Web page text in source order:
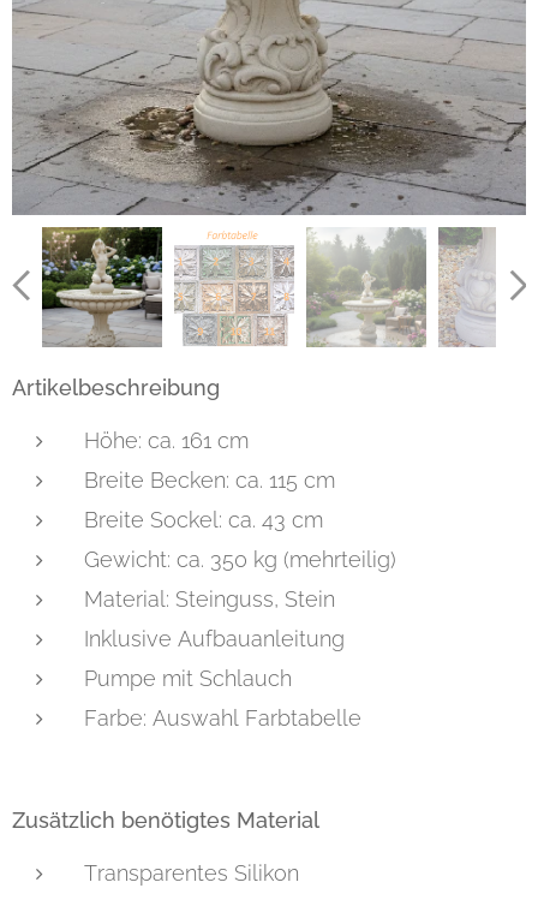
Artikelbeschreibung
Höhe: ca. 161 cm
Breite Becken: ca. 115 cm
Breite Sockel: ca. 43 cm
Gewicht: ca. 350 kg (mehrteilig)
Material: Steinguss, Stein
Inklusive Aufbauanleitung
Pumpe mit Schlauch
Farbe: Auswahl Farbtabelle
Zusätzlich benötigtes Material
Transparentes Silikon